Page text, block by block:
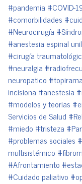
#pandemia #COVID-
#comorbilidades
#Neurocirugía
#anestesia espinal
#cirugía
#neuralgia
neuropatico
incisiona #anestesia
#modelos y teorias
Servicios de Salud
#miedo #tristeza
#problemas sociales
multisistémico
#Afrontamiento
#Cuidado paliativo